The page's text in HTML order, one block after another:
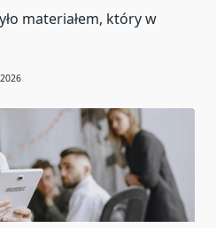
materiałem, który w